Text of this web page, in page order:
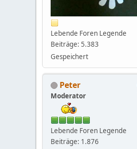
Lebende Foren Legende
Beiträge: 5.383
Gespeichert
Peter
Moderator
Lebende Foren Legende
Beiträge: 1.876